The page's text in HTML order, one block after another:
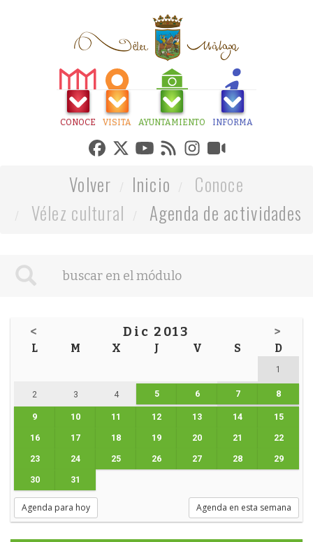
CONOCE VISITA AYUNTAMIENTO INFORMA
Volver Inicio
Conoce
Vélez cultural
Agenda de actividades
< Dic 2013 >
L M X J V S D
1
2 3 4 5 6 7 8
9 10 11 12 13 14 15
16 17 18 19 20 21 22
23 24 25 26 27 28 29
30 31
Agenda para hoy Agenda en esta semana